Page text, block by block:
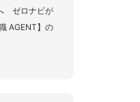
ゼロナビが
AGENT】の